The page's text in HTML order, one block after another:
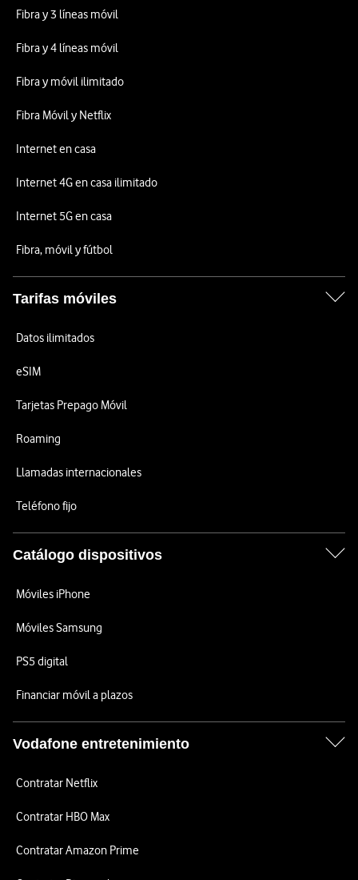
Fibra y 3 líneas móvil
Fibra y 4 líneas móvil
Fibra y móvil ilimitado
Fibra Móvil y Netflix
Internet en casa
Internet 4G en casa ilimitado
Internet 5G en casa
Fibra, móvil y fútbol
Tarifas móviles
Datos ilimitados
eSIM
Tarjetas Prepago Móvil
Roaming
Llamadas internacionales
Teléfono fijo
Catálogo dispositivos
Móviles iPhone
Móviles Samsung
PS5 digital
Financiar móvil a plazos
Vodafone entretenimiento
Contratar Netflix
Contratar HBO Max
Contratar Amazon Prime